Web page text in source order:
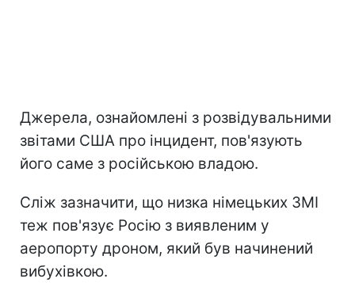
Джерела, ознайомлені з розвідувальними
звітами США про інцидент, пов'язують
його саме з російською владою.
Сліж зазначити, що низка німецьких ЗМІ
теж пов'язує Росію з виявленим у
аеропорту дроном, який був начинений
вибухівкою.